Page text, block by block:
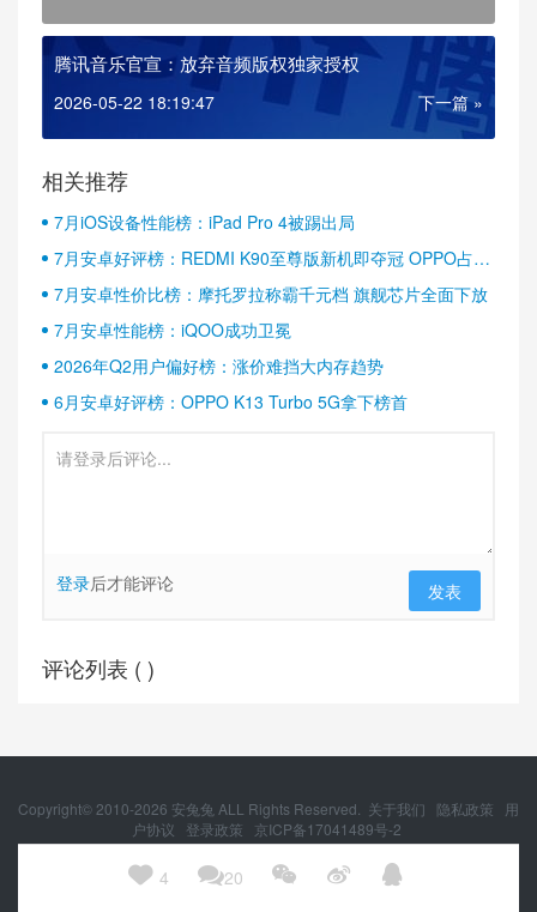
 4 20   
腾讯音乐官宣：放弃音频版权独家授权
2026-05-22 18:19:47 下一篇 »
相关推荐
7月iOS设备性能榜：iPad Pro 4被踢出局
7月安卓好评榜：REDMI K90至尊版新机即夺冠 OPPO占据
半壁江山
7月安卓性价比榜：摩托罗拉称霸千元档 旗舰芯片全面下放
7月安卓性能榜：iQOO成功卫冕
2026年Q2用户偏好榜：涨价难挡大内存趋势
6月安卓好评榜：OPPO K13 Turbo 5G拿下榜首
登录后才能评论 发表
评论列表 ( )
Copyright© 2010-2026 安兔兔 ALL Rights Reserved. 关于我们 隐私政策
用
户协议
登录政策
京ICP备17041489号-2
京公网安备 11010502054377号